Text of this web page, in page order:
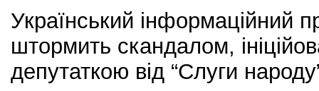
Український інформаційний
штормить скандалом,
депутаткою від “Слуги